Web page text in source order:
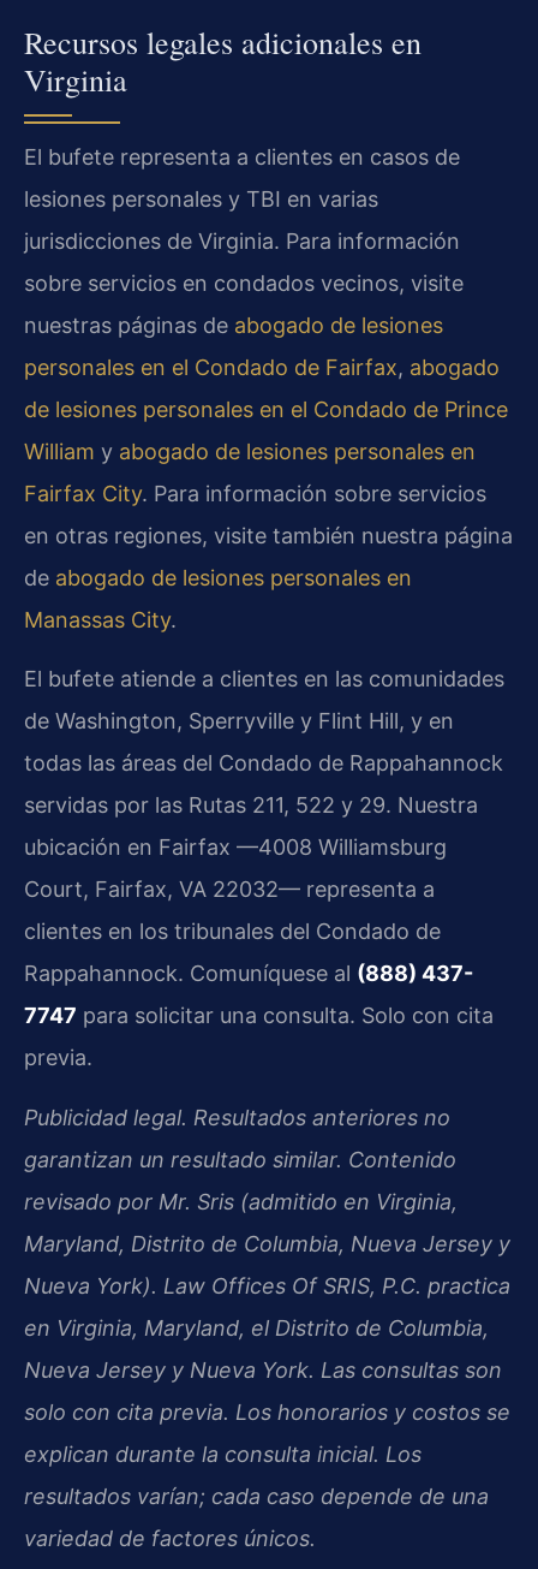
Recursos legales adicionales en
Virginia
El bufete representa a clientes en casos de
lesiones personales y TBI en varias
jurisdicciones de Virginia. Para información
sobre servicios en condados vecinos, visite
nuestras páginas de abogado de lesiones
personales en el Condado de Fairfax, abogado
de lesiones personales en el Condado de Prince
William y abogado de lesiones personales en
Fairfax City. Para información sobre servicios
en otras regiones, visite también nuestra página
de abogado de lesiones personales en
Manassas City.
El bufete atiende a clientes en las comunidades
de Washington, Sperryville y Flint Hill, y en
todas las áreas del Condado de Rappahannock
servidas por las Rutas 211, 522 y 29. Nuestra
ubicación en Fairfax —4008 Williamsburg
Court, Fairfax, VA 22032— representa a
clientes en los tribunales del Condado de
Rappahannock. Comuníquese al (888) 437-
7747 para solicitar una consulta. Solo con cita
previa.
Publicidad legal. Resultados anteriores no
garantizan un resultado similar. Contenido
revisado por Mr. Sris (admitido en Virginia,
Maryland, Distrito de Columbia, Nueva Jersey y
Nueva York). Law Offices Of SRIS, P.C. practica
en Virginia, Maryland, el Distrito de Columbia,
Nueva Jersey y Nueva York. Las consultas son
solo con cita previa. Los honorarios y costos se
explican durante la consulta inicial. Los
resultados varían; cada caso depende de una
variedad de factores únicos.